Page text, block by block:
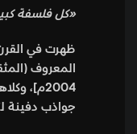
«كل فلسفة
ظهرت في
2004م]،
جواذب دفينة